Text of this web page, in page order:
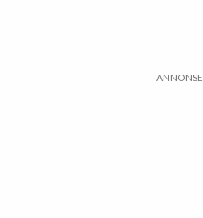
ANNONSE